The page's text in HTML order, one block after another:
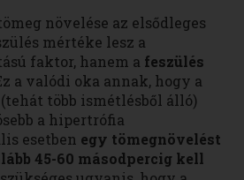
növelése az elsődleges
mértéke lesz a
faktor, hanem a feszülés
a valódi oka annak, hogy a
több ismétlésből álló)
a hipertrófia
esetben egy tömegnövelést
45-60 másodpercig kell